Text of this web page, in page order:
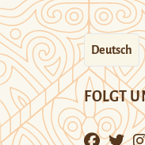
Deutsch
FOLGT